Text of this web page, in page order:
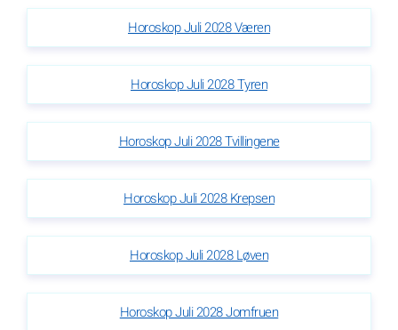
Horoskop Juli 2028 Væren
Horoskop Juli 2028 Tyren
Horoskop Juli 2028 Tvillingene
Horoskop Juli 2028 Krepsen
Horoskop Juli 2028 Løven
Horoskop Juli 2028 Jomfruen